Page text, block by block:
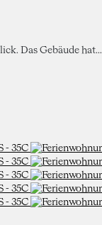
Das Gebäude hat...